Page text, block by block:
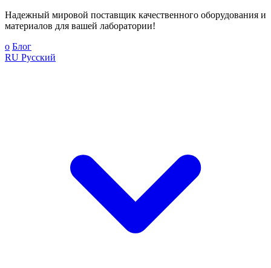
Надежный мировой поставщик качественного оборудования и
материалов для вашей лаборатории!
о Блог
RU Русский